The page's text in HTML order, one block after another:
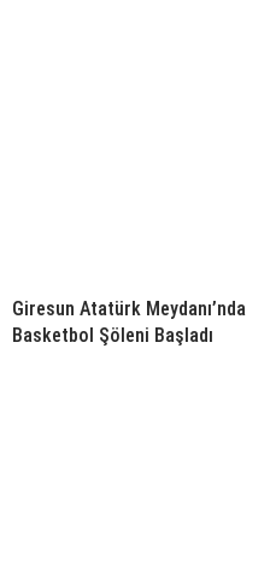
Giresun Atatürk Meydanı’nda
Basketbol Şöleni Başladı